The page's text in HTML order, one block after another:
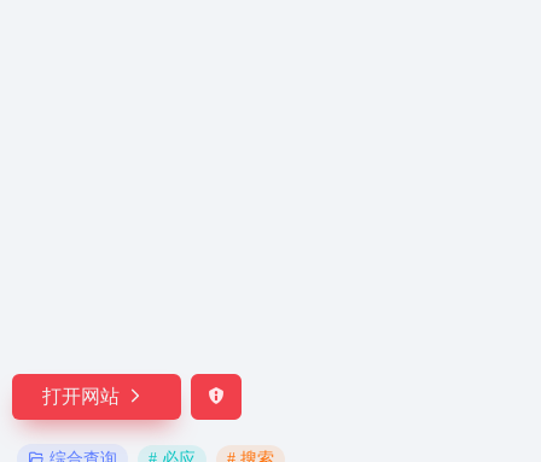
打开网站
# 必应 # 搜索